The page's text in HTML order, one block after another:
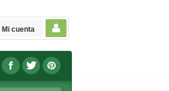
Mi cuenta